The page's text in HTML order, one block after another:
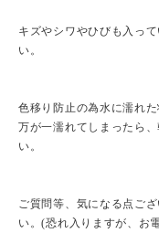
キズやシワやひびも入っ
い。
色移り防止の為水に濡れ
万が一濡れてしまったら
い。
ご質問等、気になる点ご
い。(恐れ入りますが、お